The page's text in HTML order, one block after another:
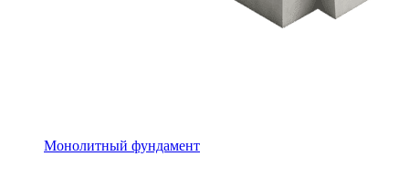
Монолитный фундамент